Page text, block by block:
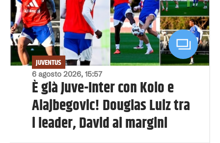
6 agosto 2026, 15:57
JUVENTUS
È già Juve-Inter con Kolo e
Alajbegovic! Douglas Luiz tra
i leader, David ai margini